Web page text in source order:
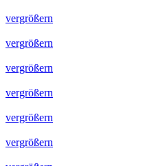
vergrößern
vergrößern
vergrößern
vergrößern
vergrößern
vergrößern